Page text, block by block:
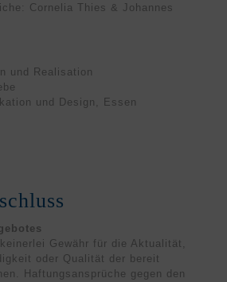
Cornelia Thies & Johannes
und Realisation
und Design, Essen
Gewähr für die Aktualität,
oder Qualität der bereit
Haftungsansprüche gegen den